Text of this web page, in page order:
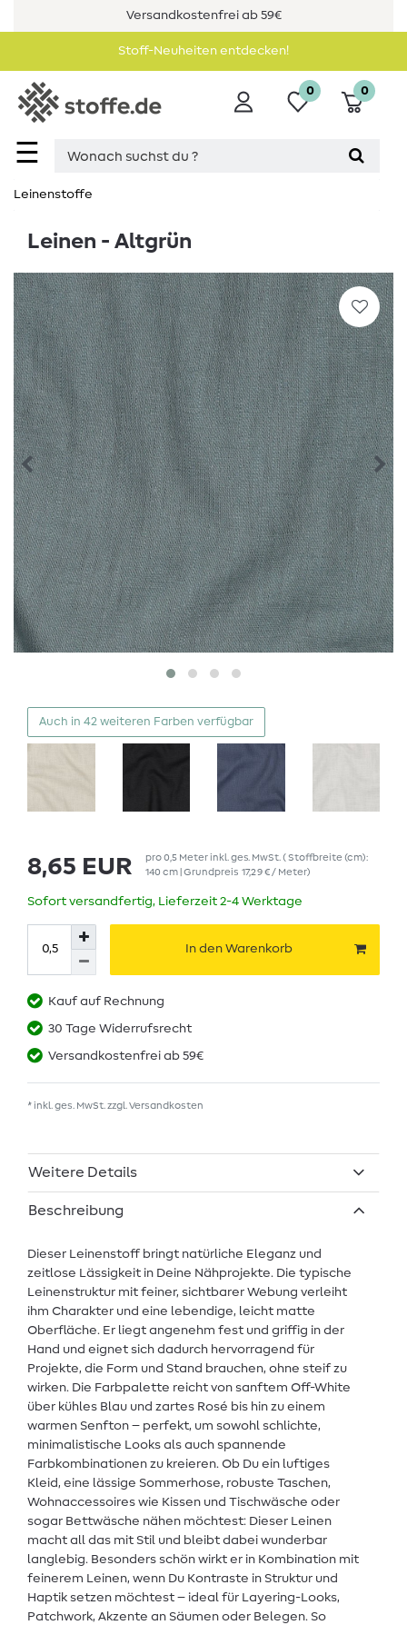
Versandkostenfrei ab 59€
Stoff-Neuheiten entdecken!
☰
0 0
Leinenstoffe
Leinen - Altgrün
Auch in 42 weiteren Farben verfügbar
8,65 EUR pro0,5 Meterinkl. ges. MwSt. ( Stoffbreite (cm):
140 cm | Grundpreis 17,29 € / Meter)
Sofort versandfertig, Lieferzeit 2-4 Werktage
In den Warenkorb
Kauf auf Rechnung
30 Tage Widerrufsrecht
Versandkostenfrei ab 59€
* inkl. ges. MwSt. zzgl. Versandkosten
Weitere Details
Beschreibung
Dieser Leinenstoff bringt natürliche Eleganz und
zeitlose Lässigkeit in Deine Nähprojekte. Die typische
Leinenstruktur mit feiner, sichtbarer Webung verleiht
ihm Charakter und eine lebendige, leicht matte
Oberfläche. Er liegt angenehm fest und griffig in der
Hand und eignet sich dadurch hervorragend für
Projekte, die Form und Stand brauchen, ohne steif zu
wirken. Die Farbpalette reicht von sanftem Off-White
über kühles Blau und zartes Rosé bis hin zu einem
warmen Senfton – perfekt, um sowohl schlichte,
minimalistische Looks als auch spannende
Farbkombinationen zu kreieren. Ob Du ein luftiges
Kleid, eine lässige Sommerhose, robuste Taschen,
Wohnaccessoires wie Kissen und Tischwäsche oder
sogar Bettwäsche nähen möchtest: Dieser Leinen
macht all das mit Stil und bleibt dabei wunderbar
langlebig. Besonders schön wirkt er in Kombination mit
feinerem Leinen, wenn Du Kontraste in Struktur und
Haptik setzen möchtest – ideal für Layering-Looks,
Patchwork, Akzente an Säumen oder Belegen. So